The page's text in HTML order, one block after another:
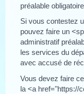
préalable
Si vous contestez
pouvez faire un
administratif
les services du
avec accusé de
Vous devez faire
la <a href="https://